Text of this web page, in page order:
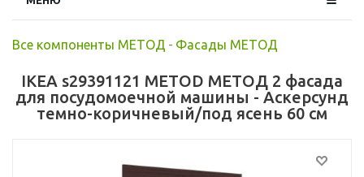
Все компоненты МЕТОД - Фасады МЕТОД
IKEA s29391121 METOD МЕТОД 2 фасада
для посудомоечной машины - Аскерсунд
темно-коричневый/под ясень 60 см